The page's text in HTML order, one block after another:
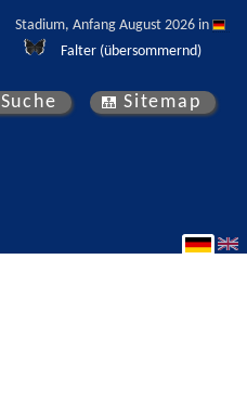
Stadium, Anfang August 2026 in
Falter (übersommernd)
Suche Sitemap